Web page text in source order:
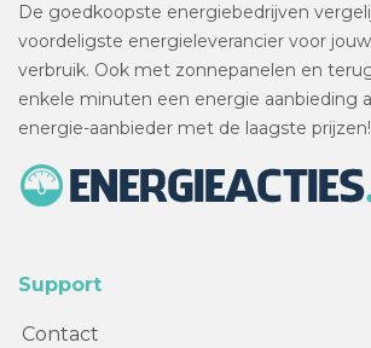
De goedkoopste energiebedrijven
voordeligste energieleverancier voor
verbruik. Ook met zonnepanelen en
enkele minuten een energie aanbieding
energie-aanbieder met de laagste prijzen!
Support
Contact